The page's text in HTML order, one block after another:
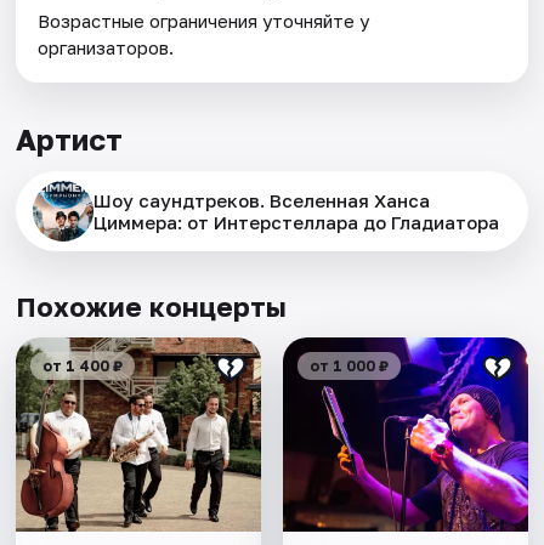
Возрастные ограничения уточняйте у
организаторов.
Артист
Шоу саундтреков. Вселенная Ханса
Циммера: от Интерстеллара до Гладиатора
Похожие концерты
от 1 400 ₽ от 1 000 ₽